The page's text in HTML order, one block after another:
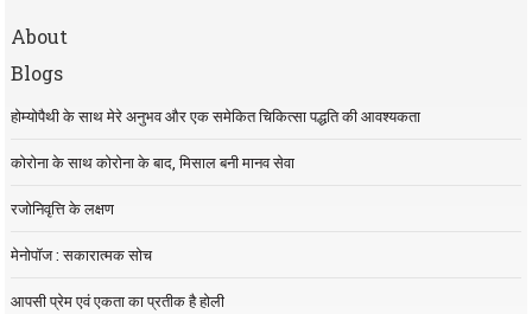
About
Blogs
होम्योपैथी के साथ मेरे अनुभव और एक समेकित चिकित्सा पद्धति की आवश्यकता
कोरोना के साथ कोरोना के बाद, मिसाल बनी मानव सेवा
रजोनिवृत्ति के लक्षण
मेनोपॉज : सकारात्मक सोच
आपसी प्रेम एवं एकता का प्रतीक है होली